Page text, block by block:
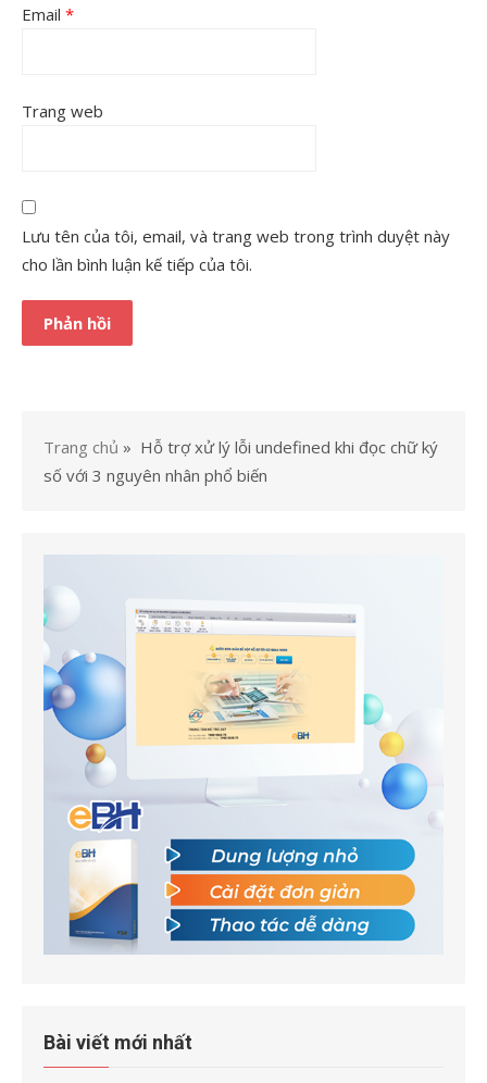
Email *
Trang web
Lưu tên của tôi, email, và trang web trong trình duyệt này
cho lần bình luận kế tiếp của tôi.
Trang chủ » Hỗ trợ xử lý lỗi undefined khi đọc chữ ký
số với 3 nguyên nhân phổ biến
Bài viết mới nhất